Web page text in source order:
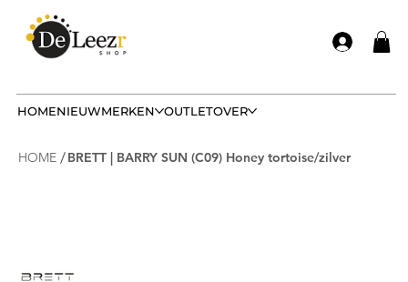
HOMENIEUWMERKEN OUTLETOVER
HOME /BRETT | BARRY SUN (C09) Honey tortoise/zilver